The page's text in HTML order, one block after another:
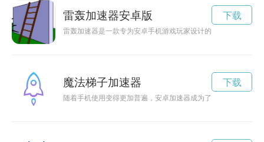
雷轰加速器安卓版
雷轰加速器是一款专为安卓手机游戏玩家设计的加速器应用，
下载
魔法梯子加速器
随着手机使用变得更加普遍，安卓加速器成为了许多人提升手
下载